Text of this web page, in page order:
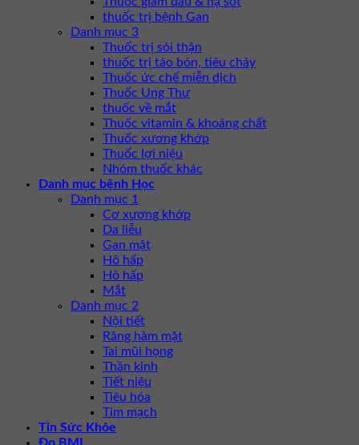
thuốc trị bệnh Gan
Danh mục 3
Thuốc trị sỏi thận
thuốc trị táo bón, tiêu chảy
Thuốc ức chế miễn dịch
Thuốc Ung Thư
thuốc về mắt
Thuốc vitamin & khoáng chất
Thuốc xương khớp
Thuốc lợi niệu
Nhóm thuốc khác
Danh mục bệnh Học
Danh mục 1
Cơ xương khớp
Da liễu
Gan mật
Hô hấp
Hô hấp
Mắt
Danh mục 2
Nội tiết
Răng hàm mặt
Tai mũi họng
Thần kinh
Tiết niệu
Tiêu hóa
Tim mạch
Tin Sức Khỏe